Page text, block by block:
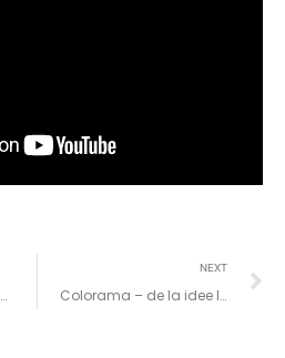
Scanează eficient, în siguranţă şi la o calitate superioară, cu Xerox
NEXT
Colorama – de la idee la print – copycenter-ul tău de încredere pentru materiale promoţionale de calitate